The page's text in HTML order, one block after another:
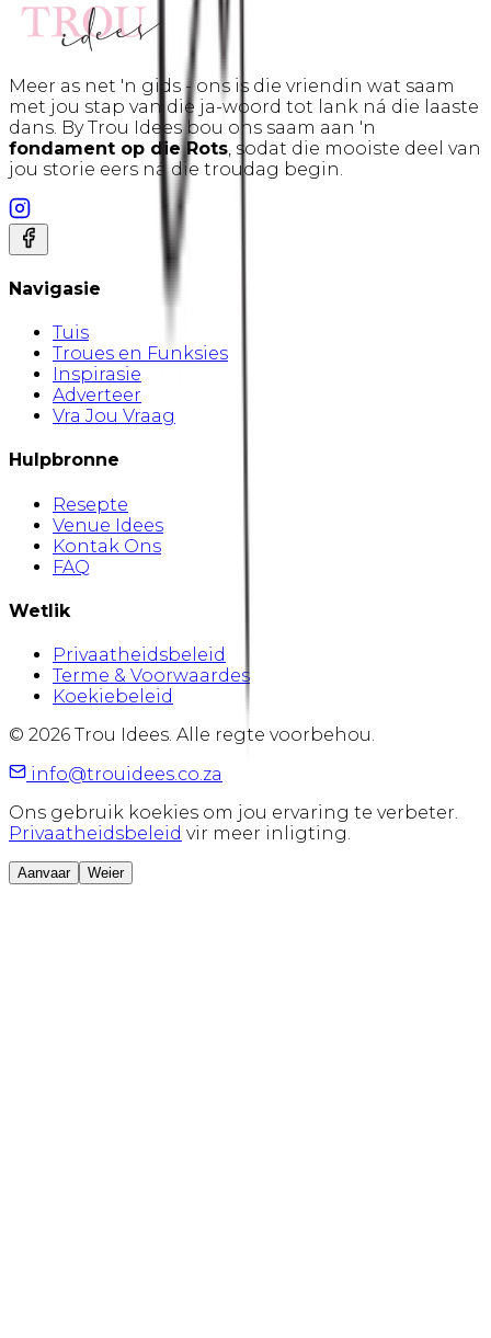
Meer as net 'n gids - ons is die vriendin wat saam
met jou stap van die ja-woord tot lank ná die laaste
dans. By Trou Idees bou ons saam aan 'n
fondament op die Rots , sodat die mooiste deel van
jou storie eers ná die troudag begin.
Navigasie
Tuis
Troues en Funksies
Inspirasie
Adverteer
Vra Jou Vraag
Hulpbronne
Resepte
Venue Idees
Kontak Ons
FAQ
Wetlik
Privaatheidsbeleid
Terme & Voorwaardes
Koekiebeleid
© 2026 Trou Idees. Alle regte voorbehou.
info@trouidees.co.za
Ons gebruik koekies om jou ervaring te verbeter.
Privaatheidsbeleid vir meer inligting.
Aanvaar Weier